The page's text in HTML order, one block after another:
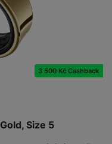
Size 5
3 500 Kč Cashback